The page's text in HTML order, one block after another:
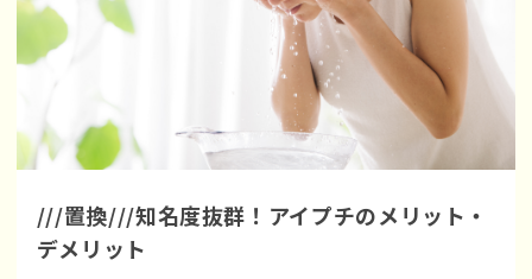
///置換///知名度抜群！アイプチのメリット・
デメリット